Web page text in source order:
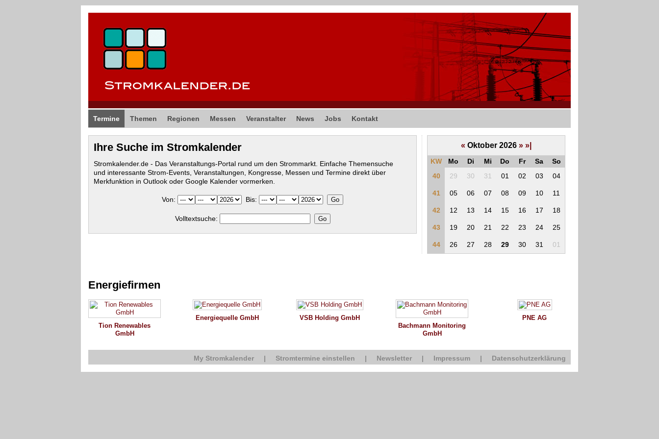
Termine Themen Regionen Messen Veranstalter News Jobs Kontakt
Ihre Suche im Stromkalender
Stromkalender.de - Das Veranstaltungs-Portal rund um den Strommarkt. Einfache Themensuche
und interessante Strom-Events, Veranstaltungen, Kongresse, Messen und Termine direkt über
Merkfunktion in Outlook oder Google Kalender vormerken.
Von: Bis:
Volltextsuche:
« Oktober 2026 » »|
KW Mo Di Mi Do Fr Sa
So
40
29 30 31 01 02 03 04
41 05 06 07 08 09 10 11
42 12 13 14 15 16 17 18
43 19 20 21 22 23 24 25
44 26 27 28 29 30 31 01
Energiefirmen
Tion Renewables
GmbH
Energiequelle GmbH
VSB Holding GmbH
Bachmann Monitoring
GmbH
PNE AG
My Stromkalender | Stromtermine einstellen | Newsletter | Impressum | Datenschutzerklärung